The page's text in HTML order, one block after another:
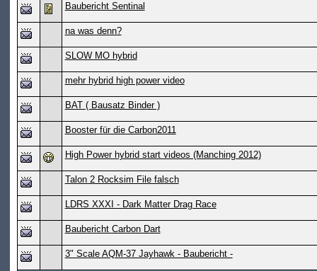
Baubericht Sentinal
na was denn?
SLOW MO hybrid
mehr hybrid high power video
BAT ( Bausatz Binder )
Booster für die Carbon2011
High Power hybrid start videos (Manching 2012)
Talon 2 Rocksim File falsch
LDRS XXXI - Dark Matter Drag Race
Baubericht Carbon Dart
3" Scale AQM-37 Jayhawk - Baubericht -